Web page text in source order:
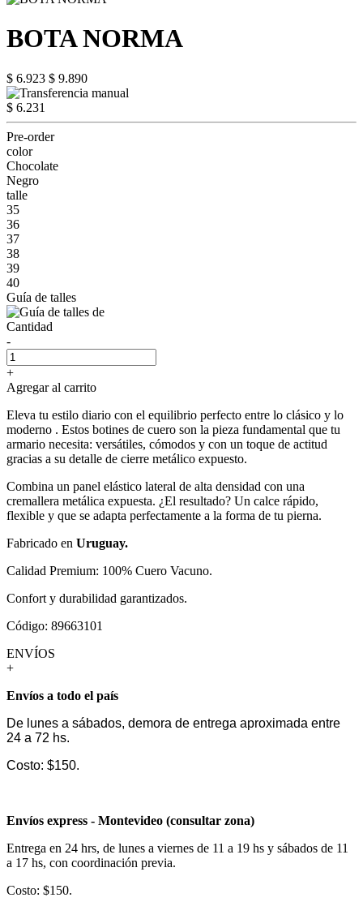
BOTA NORMA
$ 6.923 $ 9.890
$ 6.231
Pre-order
color
Chocolate
Negro
talle
35
36
37
38
39
40
Guía de talles
Cantidad
-
+
Agregar al carrito
Eleva tu estilo diario con el equilibrio perfecto entre lo clásico y lo
moderno . Estos botines de cuero son la pieza fundamental que tu
armario necesita: versátiles, cómodos y con un toque de actitud
gracias a su detalle de cierre metálico expuesto.
Combina un panel elástico lateral de alta densidad con una
cremallera metálica expuesta. ¿El resultado? Un calce rápido,
flexible y que se adapta perfectamente a la forma de tu pierna.
Fabricado en Uruguay.
Calidad Premium: 100% Cuero Vacuno.
Confort y durabilidad garantizados.
Código: 89663101
ENVÍOS
+
Envíos a todo el país
De lunes a sábados, demora de entrega aproximada entre
24 a 72 hs.
Costo: $150.
Envíos express - Montevideo (consultar zona)
Entrega en 24 hrs, de lunes a viernes de 11 a 19 hs y sábados de 11
a 17 hs, con coordinación previa.
Costo: $150.